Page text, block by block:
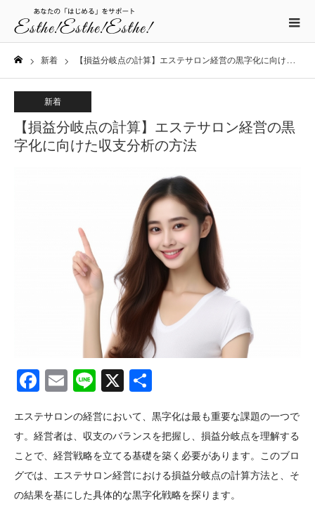
新着 【損益分岐点の計算】エステサロン経営の黒字化に向けた収支分析の方法
新着
【損益分岐点の計算】エステサロン経営の黒
字化に向けた収支分析の方法
Facebook
EmailLine
X
エステサロンの経営において、黒字化は最も重要な課題の一つで
す。経営者は、収支のバランスを把握し、損益分岐点を理解する
ことで、経営戦略を立てる基礎を築く必要があります。このブロ
グでは、エステサロン経営における損益分岐点の計算方法と、そ
の結果を基にした具体的な黒字化戦略を探ります。